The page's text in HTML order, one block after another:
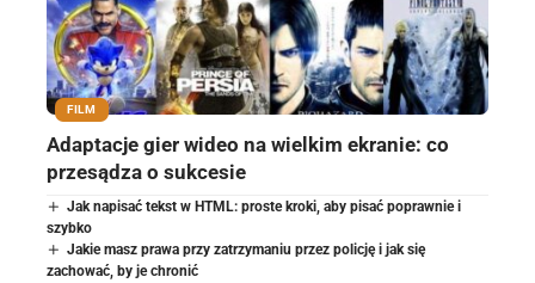
FILM
Adaptacje gier wideo na wielkim ekranie: co
przesądza o sukcesie
Jak napisać tekst w HTML: proste kroki, aby pisać poprawnie i
szybko
Jakie masz prawa przy zatrzymaniu przez policję i jak się
zachować, by je chronić